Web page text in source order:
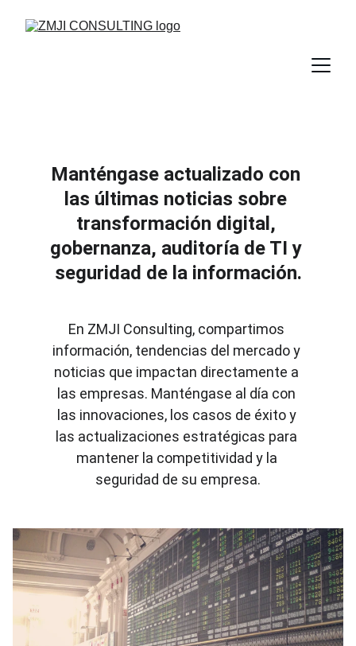
Manténgase actualizado con
las últimas noticias sobre
transformación digital,
gobernanza, auditoría de TI y
seguridad de la información.
En ZMJI Consulting, compartimos
información, tendencias del mercado y
noticias que impactan directamente a
las empresas. Manténgase al día con
las innovaciones, los casos de éxito y
las actualizaciones estratégicas para
mantener la competitividad y la
seguridad de su empresa.